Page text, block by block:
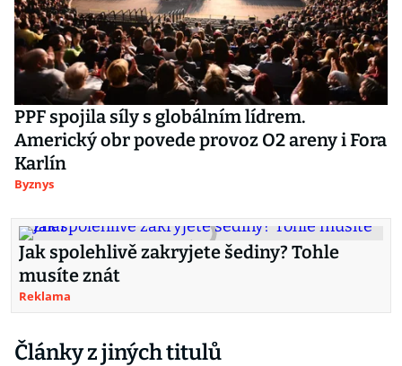
PPF spojila síly s globálním lídrem.
Americký obr povede provoz O2 areny i Fora
Karlín
Byznys
Jak spolehlivě zakryjete šediny? Tohle
musíte znát
Reklama
Články z jiných titulů